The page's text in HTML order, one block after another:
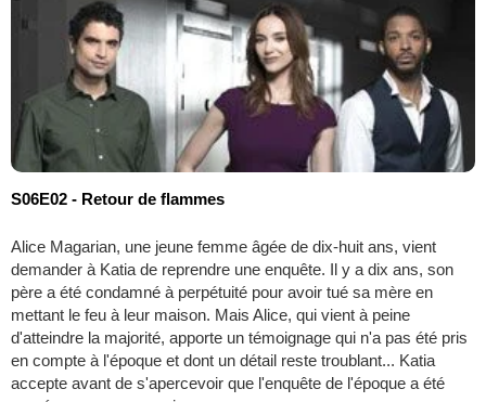
S06E02 - Retour de flammes
Alice Magarian, une jeune femme âgée de dix-huit ans, vient
demander à Katia de reprendre une enquête. Il y a dix ans, son
père a été condamné à perpétuité pour avoir tué sa mère en
mettant le feu à leur maison. Mais Alice, qui vient à peine
d'atteindre la majorité, apporte un témoignage qui n'a pas été pris
en compte à l'époque et dont un détail reste troublant... Katia
accepte avant de s'apercevoir que l'enquête de l'époque a été